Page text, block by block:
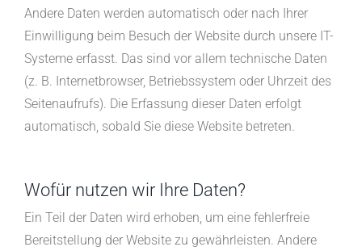
Andere Daten werden automatisch oder nach Ihrer
Einwilligung beim Besuch der Website durch unsere IT-
Systeme erfasst. Das sind vor allem technische Daten
(z. B. Internetbrowser, Betriebssystem oder Uhrzeit des
Seitenaufrufs). Die Erfassung dieser Daten erfolgt
automatisch, sobald Sie diese Website betreten.
Wofür nutzen wir Ihre Daten?
Ein Teil der Daten wird erhoben, um eine fehlerfreie
Bereitstellung der Website zu gewährleisten. Andere